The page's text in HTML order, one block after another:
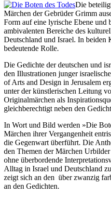
Die
Märchen der Gebrüder Grimm
Form auf eine lyrische Ebene und
ambivalenten Bereiche des
Deutschland und Israel. In beiden
bedeutende Rolle.
Die Gedichte der deutschen und
den Illustrationen junger
of Arts and Design in Jerusalem
unter der künstlerischen Leitung
Originalmärchen als
gleichberechtigt neben den
In Wort und Bild werden »Die
Märchen ihrer Vergangenheit
die Gegenwart überführt. Die
den Themen der Märchen
ohne überbordende
Alltag in Israel und Deutschland
zeigt sich an den über zwanzig
an den Gedichten.